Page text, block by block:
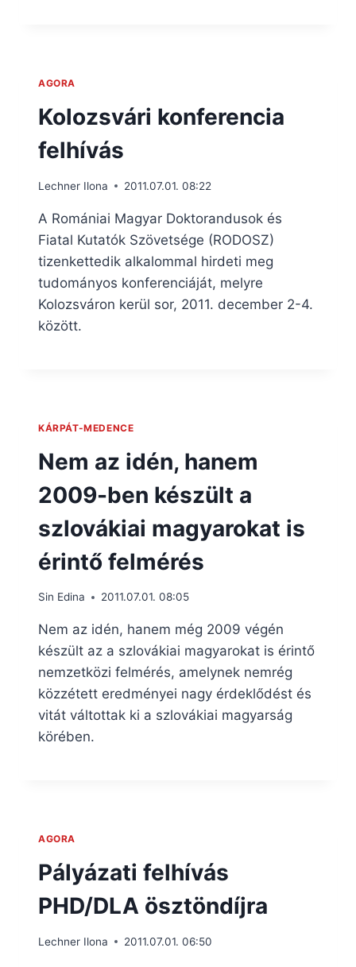
AGORA
Kolozsvári konferencia
felhívás
Lechner Ilona 2011.07.01. 08:22
A Romániai Magyar Doktorandusok és
Fiatal Kutatók Szövetsége (RODOSZ)
tizenkettedik alkalommal hirdeti meg
tudományos konferenciáját, melyre
Kolozsváron kerül sor, 2011. december 2-4.
között.
KÁRPÁT-MEDENCE
Nem az idén, hanem
2009-ben készült a
szlovákiai magyarokat is
érintő felmérés
Sin Edina 2011.07.01. 08:05
Nem az idén, hanem még 2009 végén
készült az a szlovákiai magyarokat is érintő
nemzetközi felmérés, amelynek nemrég
közzétett eredményei nagy érdeklődést és
vitát váltottak ki a szlovákiai magyarság
körében.
AGORA
Pályázati felhívás
PHD/DLA ösztöndíjra
Lechner Ilona 2011.07.01. 06:50